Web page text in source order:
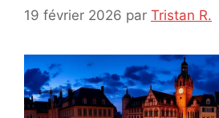
19 février 2026 par Tristan R.